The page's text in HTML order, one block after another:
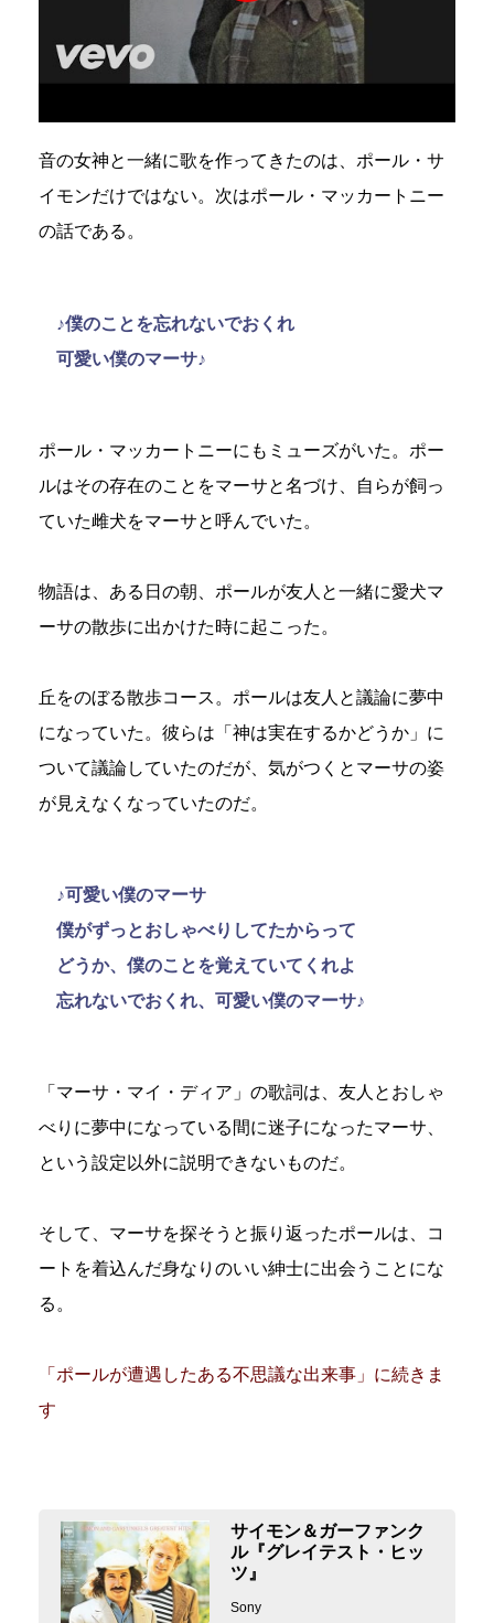
音の女神と一緒に歌を作ってきたのは、ポール・サ
イモンだけではない。次はポール・マッカートニー
の話である。
♪僕のことを忘れないでおくれ
可愛い僕のマーサ♪
ポール・マッカートニーにもミューズがいた。ポー
ルはその存在のことをマーサと名づけ、自らが飼っ
ていた雌犬をマーサと呼んでいた。
物語は、ある日の朝、ポールが友人と一緒に愛犬マ
ーサの散歩に出かけた時に起こった。
丘をのぼる散歩コース。ポールは友人と議論に夢中
になっていた。彼らは「神は実在するかどうか」に
ついて議論していたのだが、気がつくとマーサの姿
が見えなくなっていたのだ。
♪可愛い僕のマーサ
僕がずっとおしゃべりしてたからって
どうか、僕のことを覚えていてくれよ
忘れないでおくれ、可愛い僕のマーサ♪
「マーサ・マイ・ディア」の歌詞は、友人とおしゃ
べりに夢中になっている間に迷子になったマーサ、
という設定以外に説明できないものだ。
そして、マーサを探そうと振り返ったポールは、コ
ートを着込んだ身なりのいい紳士に出会うことにな
る。
「ポールが遭遇したある不思議な出来事」に続きま
す
サイモン＆ガーファンク
ル『グレイテスト・ヒッ
ツ』
Sony